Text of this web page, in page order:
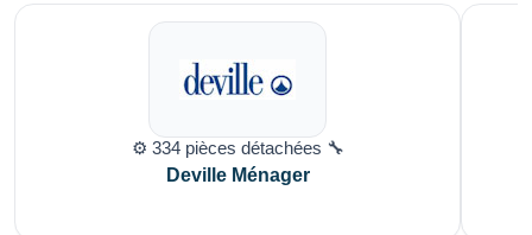
⚙️ 334 pièces détachées 🔧
Deville Ménager